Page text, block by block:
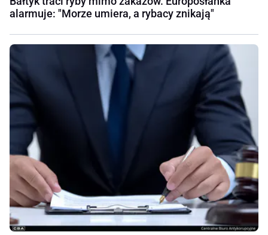
alarmuje: "Morze umiera, a rybacy znikają"